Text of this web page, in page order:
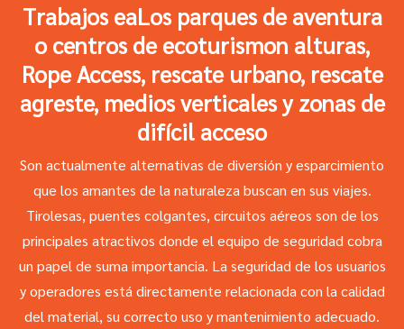
Trabajos eaLos parques de aventura
o centros de ecoturismon alturas,
Rope Access, rescate urbano, rescate
agreste, medios verticales y zonas de
difícil acceso
Son actualmente alternativas de diversión y esparcimiento
que los amantes de la naturaleza buscan en sus viajes.
Tirolesas, puentes colgantes, circuitos aéreos son de los
principales atractivos donde el equipo de seguridad cobra
un papel de suma importancia. La seguridad de los usuarios
y operadores está directamente relacionada con la calidad
del material, su correcto uso y mantenimiento adecuado.